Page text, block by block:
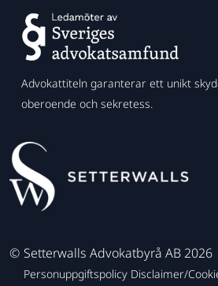
Advokattiteln garanterar ett unikt
oberoende och sekretess.
© Setterwalls Advokatbyrå AB 2026
Personuppgiftspolicy Disclaimer/